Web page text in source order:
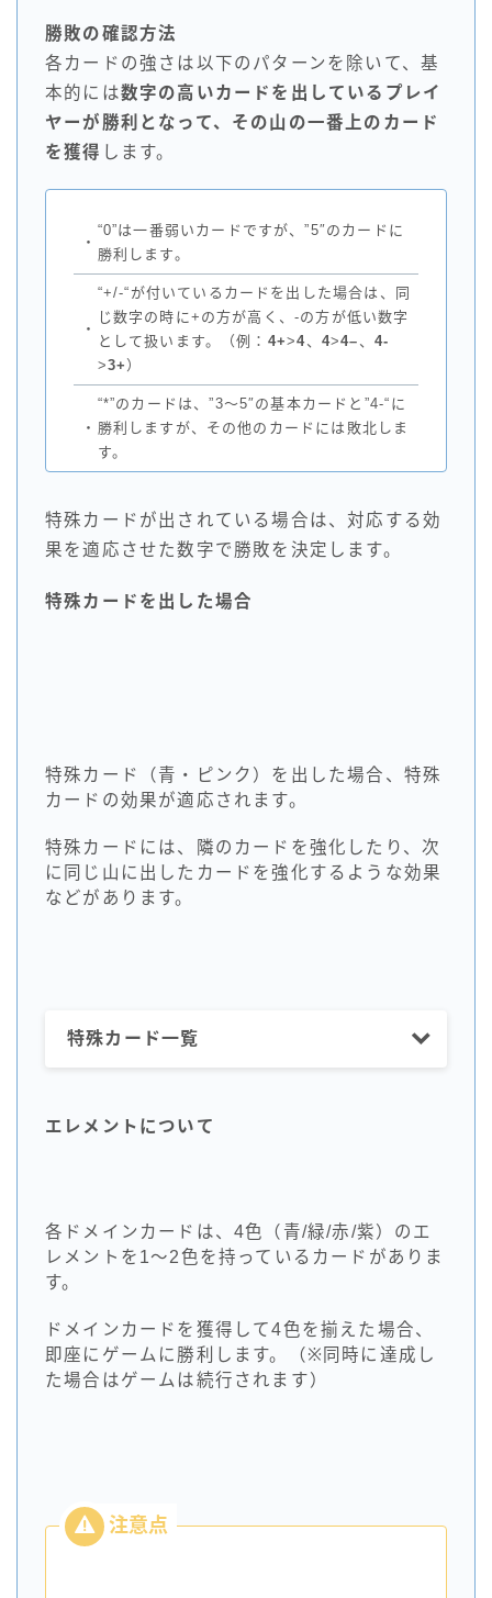
勝敗の確認方法
各カードの強さは以下のパターンを除いて、基
本的には数字の高いカードを出しているプレイ
ヤーが勝利となって、その山の一番上のカード
を獲得 します。
・
“0”は一番弱いカードですが、”5″のカードに
勝利します。
・
“+/-“が付いているカードを出した場合は、同
じ数字の時に+の方が高く、-の方が低い数字
として扱います。（例： 4+>4、 4>4– 、 4-
>3+）
・
“*”のカードは、”3～5″の基本カードと”4-“に
勝利しますが、その他のカードには敗北しま
す。
特殊カードが出されている場合は、対応する効
果を適応させた数字で勝敗を決定します。
特殊カードを出した場合
特殊カード（青・ピンク）を出した場合、特殊
カードの効果が適応されます。
特殊カードには、隣のカードを強化したり、次
に同じ山に出したカードを強化するような効果
などがあります。
特殊カード一覧
エレメントについて
各ドメインカードは、4色（青/緑/赤/紫）のエ
レメントを1～2色を持っているカードがありま
す。
ドメインカードを獲得して4色を揃えた場合、
即座にゲームに勝利します。（※同時に達成し
た場合はゲームは続行されます）